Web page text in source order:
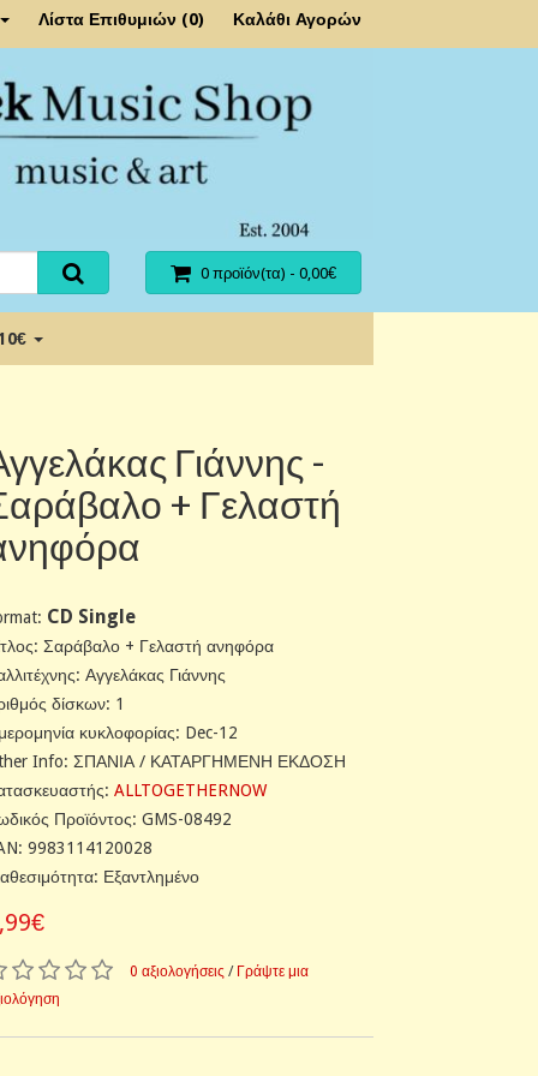
Λίστα Επιθυμιών (0) Καλάθι Αγορών
0 προϊόν(τα) - 0,00€
Γιάννης -
+ Γελαστή
CD Single
Σαράβαλο + Γελαστή ανηφόρα
Αγγελάκας Γιάννης
δίσκων: 1
κυκλοφορίας: Dec-12
Info: ΣΠΑΝΙΑ / ΚΑΤΑΡΓΗΜΕΝΗ ΕΚΔΟΣΗ
ALLTOGETHERNOW
Προϊόντος: GMS-08492
9983114120028
Εξαντλημένο
0 αξιολογήσεις / Γράψτε μια